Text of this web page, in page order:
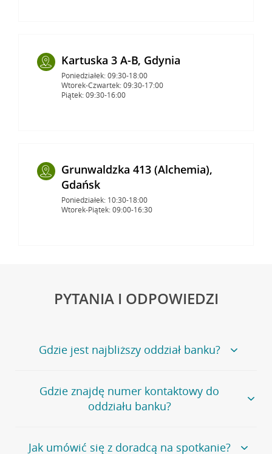
Kartuska 3 A-B, Gdynia
Poniedziałek: 09:30-18:00
Wtorek-Czwartek: 09:30-17:00
Piątek: 09:30-16:00
Grunwaldzka 413 (Alchemia),
Gdańsk
Poniedziałek: 10:30-18:00
Wtorek-Piątek: 09:00-16:30
PYTANIA I ODPOWIEDZI
Gdzie jest najbliższy oddział banku?
Jeśli szukasz oddziału naszego banku, zapraszamy na
stronęPlacówki i bankomaty, na której znajduje się
wygodna wyszukiwarka.
oddziałów
Gdzie znajdę numer kontaktowy do
oddziału banku?
Bank Credit Agricole nie udostępnia ogólnego numeru
Jak umówić się z doradcą na spotkanie?